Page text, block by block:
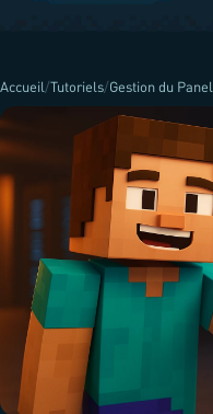
FREEMAN
Accueil/Tutoriels/Gestion du Panel